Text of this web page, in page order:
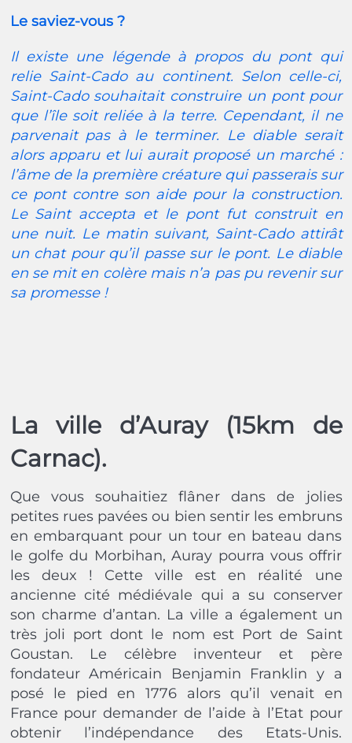
Le saviez-vous ?
Il existe une légende à propos du pont qui
relie Saint-Cado au continent. Selon celle-ci,
Saint-Cado souhaitait construire un pont pour
que l’île soit reliée à la terre. Cependant, il ne
parvenait pas à le terminer. Le diable serait
alors apparu et lui aurait proposé un marché :
l’âme de la première créature qui passerais sur
ce pont contre son aide pour la construction.
Le Saint accepta et le pont fut construit en
une nuit. Le matin suivant, Saint-Cado attirât
un chat pour qu’il passe sur le pont. Le diable
en se mit en colère mais n’a pas pu revenir sur
sa promesse !
La ville d’Auray (15km de
Carnac).
Que vous souhaitiez flâner dans de jolies
petites rues pavées ou bien sentir les embruns
en embarquant pour un tour en bateau dans
le golfe du Morbihan, Auray pourra vous offrir
les deux ! Cette ville est en réalité une
ancienne cité médiévale qui a su conserver
son charme d’antan. La ville a également un
très joli port dont le nom est Port de Saint
Goustan. Le célèbre inventeur et père
fondateur Américain Benjamin Franklin y a
posé le pied en 1776 alors qu’il venait en
France pour demander de l’aide à l’Etat pour
obtenir l’indépendance des Etats-Unis.